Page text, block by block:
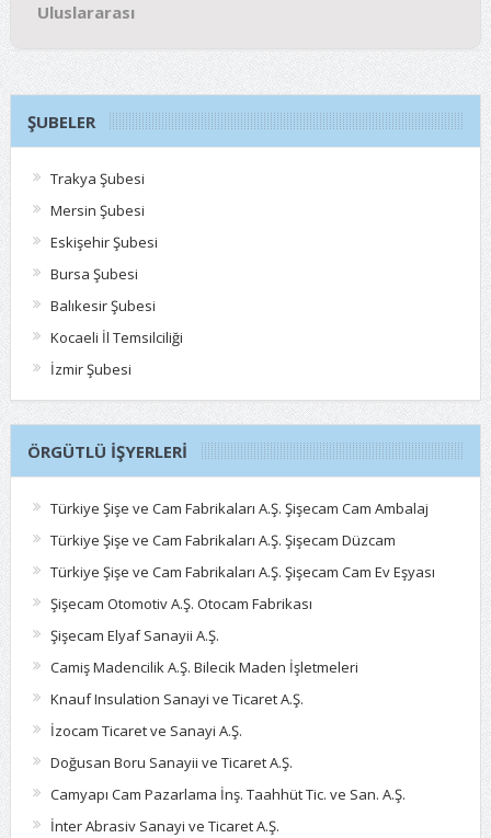
Uluslararası
ŞUBELER
Trakya Şubesi
Mersin Şubesi
Eskişehir Şubesi
Bursa Şubesi
Balıkesir Şubesi
Kocaeli İl Temsilciliği
İzmir Şubesi
ÖRGÜTLÜ İŞYERLERI
Türkiye Şişe ve Cam Fabrikaları A.Ş. Şişecam Cam Ambalaj
Türkiye Şişe ve Cam Fabrikaları A.Ş. Şişecam Düzcam
Türkiye Şişe ve Cam Fabrikaları A.Ş. Şişecam Cam Ev Eşyası
Şişecam Otomotiv A.Ş. Otocam Fabrikası
Şişecam Elyaf Sanayii A.Ş.
Camiş Madencilik A.Ş. Bilecik Maden İşletmeleri
Knauf Insulation Sanayi ve Ticaret A.Ş.
İzocam Ticaret ve Sanayi A.Ş.
Doğusan Boru Sanayii ve Ticaret A.Ş.
Camyapı Cam Pazarlama İnş. Taahhüt Tic. ve San. A.Ş.
İnter Abrasiv Sanayi ve Ticaret A.Ş.